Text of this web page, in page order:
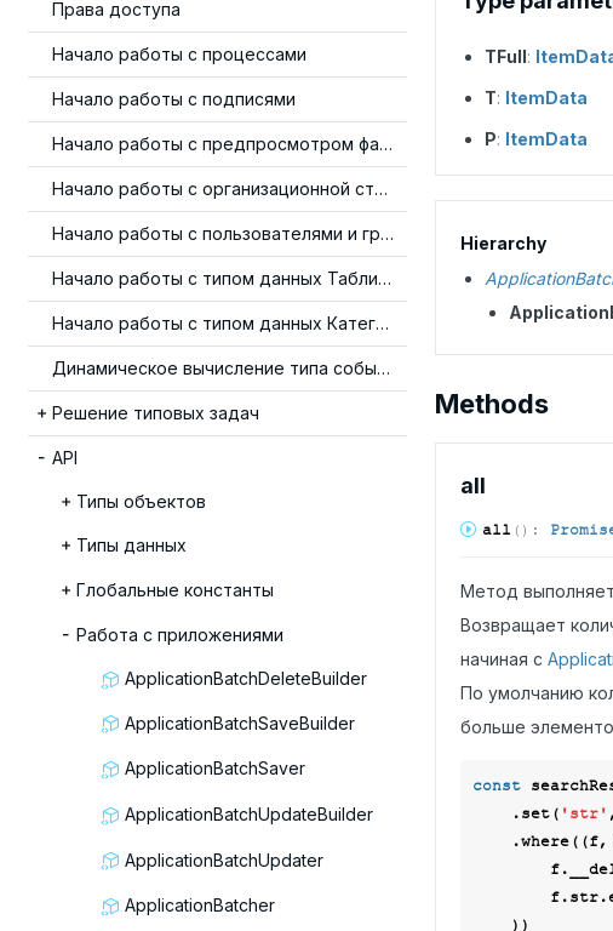
Права доступа
Начало работы с процессами
Начало работы с подписями
Начало работы с предпросмотром файлов
Начало работы с организационной структурой
Начало работы с пользователями и группами
Начало работы с типом данных Таблица
Начало работы с типом данных Категория
Динамическое вычисление типа события
Решение типовых задач
API
Типы объектов
Типы данных
Глобальные константы
Работа с приложениями
ApplicationBatchDeleteBuilder
ApplicationBatchSaveBuilder
ApplicationBatchSaver
ApplicationBatchUpdateBuilder
ApplicationBatchUpdater
ApplicationBatcher
TFull:
T: ItemData
P: ItemData
Hierarchy
Methods
all
all ( ) :
Метод
Возвращает
начиная с
По умолчанию
больше
const
    .set(
'str'
    .where(
(f,